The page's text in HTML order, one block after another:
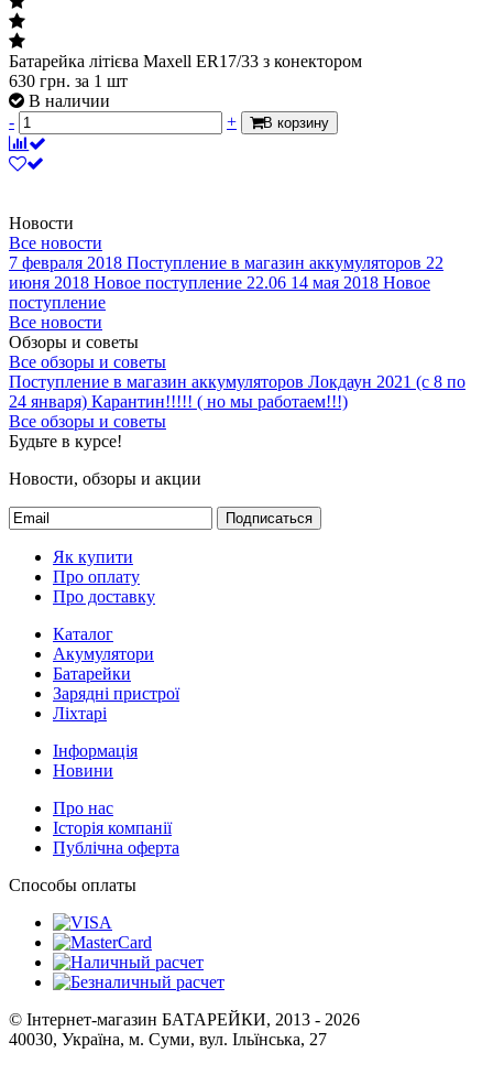
Батарейка літієва Maxell ER17/33 з конектором
630 грн. за 1 шт
В наличии
-
+ В корзину
Новости
Все новости
7 февраля 2018 Поступление в магазин аккумуляторов 22
июня 2018 Новое поступление 22.06 14 мая 2018 Новое
поступление
Все новости
Обзоры и советы
Все обзоры и советы
Поступление в магазин аккумуляторов Локдаун 2021 (с 8 по
24 января) Карантин!!!!! ( но мы работаем!!!)
Все обзоры и советы
Будьте в курсе!
Новости, обзоры и акции
Подписаться
Як купити
Про оплату
Про доставку
Каталог
Акумулятори
Батарейки
Зарядні пристрої
Ліхтарі
Інформація
Новини
Про нас
Історія компанії
Публічна оферта
Способы оплаты
© Інтернет-магазин БАТАРЕЙКИ, 2013 - 2026
40030, Україна, м. Суми, вул. Ільїнська, 27